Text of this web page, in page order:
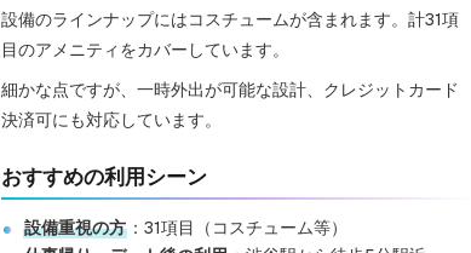
設備のラインナップにはコスチュームが含まれます。計31項
目のアメニティをカバーしています。
細かな点ですが、一時外出が可能な設計、クレジットカード
決済可にも対応しています。
おすすめの利用シーン
設備重視の方 ：31項目（コスチューム等）